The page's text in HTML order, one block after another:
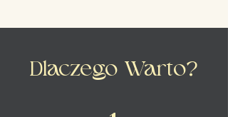
Dlaczego Warto?